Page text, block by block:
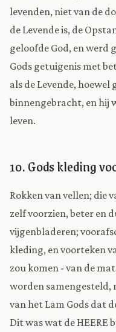
levenden, niet van de
de Levende is, de
geloofde God, en werd
Gods getuigenis met
als de Levende,
binnengebracht, en hij
leven.
10. Gods kleding
Rokken van vellen; die
zelf voorzien, beter en
vijgenbladeren;
kleding, en voorteken
zou komen - van de
worden samengesteld,
van het Lam Gods dat
Dit was wat de HEERE